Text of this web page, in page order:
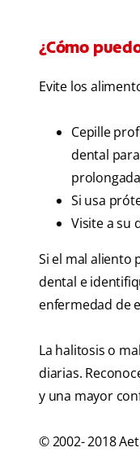
¿Cómo
Evite los
Cepille
dental
Si usa
Visite a su
Si el mal aliento
dental e
enfermedad de
La halitosis o
diarias.
y una mayor
© 2002- 2018